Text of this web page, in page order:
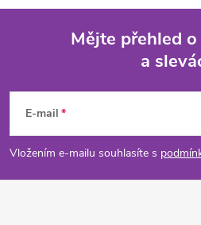
p
a
Mějte přehled
a
E-mail
Vložením e-mailu souhlasíte s